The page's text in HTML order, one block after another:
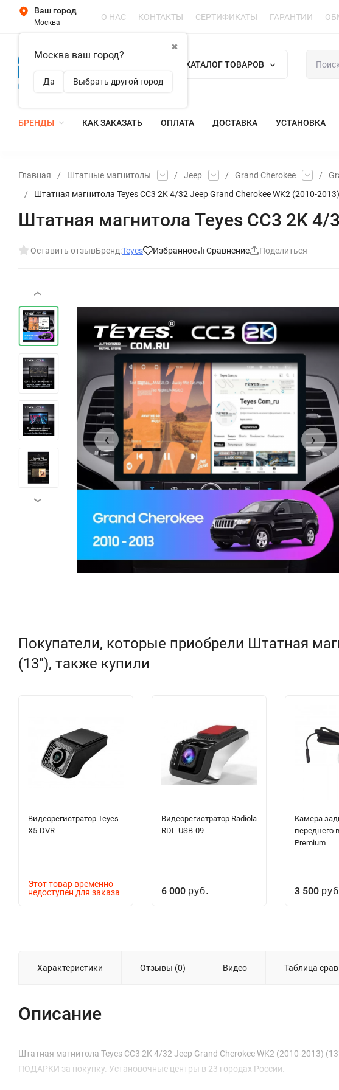
Ваш город
Москва
✖
Москва ваш город?
Да Выбрать другой город
О НАС КОНТАКТЫ СЕРТИФИКАТЫ ГАРАНТИИ
КАТАЛОГ ТОВАРОВ
БРЕНДЫ КАК ЗАКАЗАТЬ ОПЛАТА ДОСТАВКА УСТАНОВКА
Главная / Штатные магнитолы / Jeep / Grand Cherokee /
/
Штатная магнитола Teyes CC3 2K 4/32 Jeep Grand Cherokee WK2 (2010-
Штатная магнитола Teyes CC3 2K 4/
Оставить отзывБренд:Teyes Избранное Сравнение Поделиться
‹ ›
‹
›
Покупатели, которые приобрели Штатная
(13"), также купили
Видеорегистратор Teyes
X5-DVR
Этот товар временно
недоступен для заказа
Видеорегистратор Radiola
RDL-USB-09
6 000 руб.
Камера
переднего
Premium
3 500 руб.
Характеристики Отзывы (0) Видео Таблица
Описание
Штатная магнитола Teyes CC3 2K 4/32 Jeep Grand Cherokee WK2 (2010-2013)
ПОДАРКИ за покупку. Установочные центры в 23 городах России.